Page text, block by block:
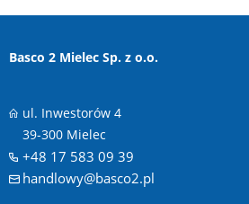
Basco 2 Mielec Sp. z o.o.
ul. Inwestorów 4
39-300 Mielec
+48 17 583 09 39
handlowy@basco2.pl